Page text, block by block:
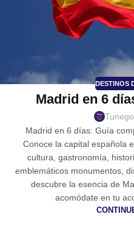
DESTINOS
Madrid en 6
Madrid en 6 días: Guía
Conoce la capital española
cultura, gastronomía,
emblemáticos monumentos,
descubre la esencia de
acomódate en tu